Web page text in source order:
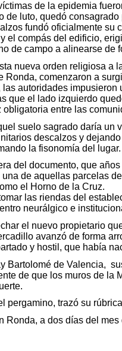
de la epidemia
de luto, quedó
fundó oficialmente su
el compás del edificio,
de campo a alinearse de
nueva orden religiosa a
Ronda, comenzaron a
autoridades
que el lado izquierdo
obligatoria entre las
suelo sagrado daría un
descalzos y
la fisonomía del lugar.
del documento, que
de aquellas parcelas
el Horno de la Cruz.
las riendas del
neurálgico e
el nuevo propietario
avanzó de forma
y hostil, que había
Bartolomé de Valencia,
de que los muros de la
pergamino, trazó su
Ronda, a dos días del